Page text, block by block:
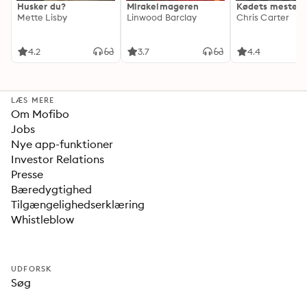
Husker du?
Mette Lisby
4.2
Mirakelmageren
Linwood Barclay
3.7
Kødets mester
Chris Carter
4.4
LÆS MERE
Om Mofibo
Jobs
Nye app-funktioner
Investor Relations
Presse
Bæredygtighed
Tilgængelighedserklæring
Whistleblow
UDFORSK
Søg